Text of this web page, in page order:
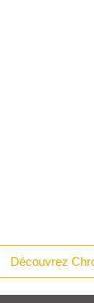
Découvrez